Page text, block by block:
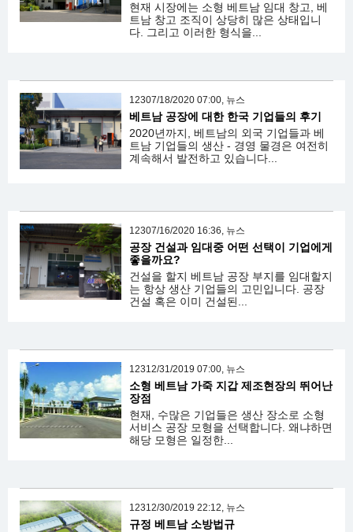
현재 시장에는 소형 베트남 임대 창고, 베
트남 창고 조직이 상당히 많은 상태입니
다. 그리고 이러한 형식을...
12307/18/2020 07:00, 뉴스
베트남 공장에 대한 한국 기업들의 후기
2020년까지, 베트남의 외국 기업들과 베
트남 기업들의 생산 - 경영 물경은 여전히
계속해서 발전하고 있습니다...
12307/16/2020 16:36, 뉴스
공장 건설과 임대중 어떤 선택이 기업에게
좋을까요?
건설을 할지 베트남 공장 부지를 임대할지
는 항상 생산 기업들의 고민입니다. 공장
건설 혹은 이미 건설된...
12312/31/2019 07:00, 뉴스
소형 베트남 가죽 지갑 제조현장의 뛰어난
장점
현재, 수많은 기업들은 생산 장소로 소형
서비스 공장 모형을 선택합니다. 왜냐하면
해당 모형은 일정한...
12312/30/2019 22:12, 뉴스
규정 베트남 소방법규